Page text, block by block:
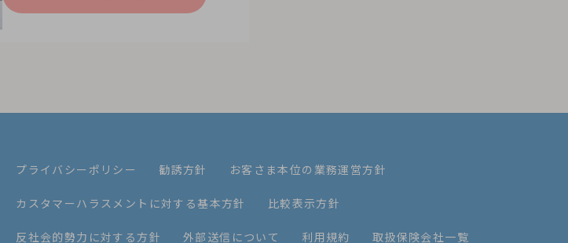
プライバシーポリシー 勧誘方針 お客さま本位の業務運営方針
カスタマーハラスメントに対する基本方針 比較表示方針
反社会的勢力に対する方針 外部送信について 利用規約 取扱保険会社一覧